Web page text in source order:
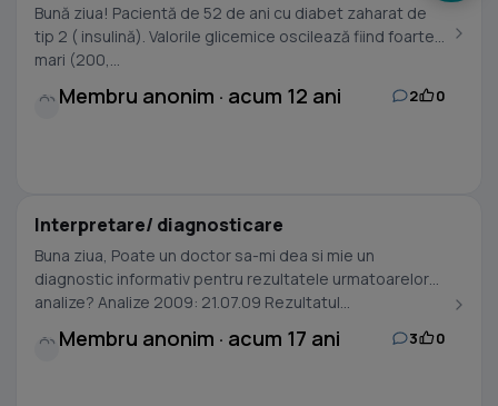
Bună ziua! Pacientă de 52 de ani cu diabet zaharat de
tip 2 ( insulină). Valorile glicemice oscilează fiind foarte
mari (200,...
Membru anonim · acum 12 ani 2 0
Interpretare/ diagnosticare
Buna ziua, Poate un doctor sa-mi dea si mie un
diagnostic informativ pentru rezultatele urmatoarelor
analize? Analize 2009: 21.07.09 Rezultatul...
Membru anonim · acum 17 ani 3 0